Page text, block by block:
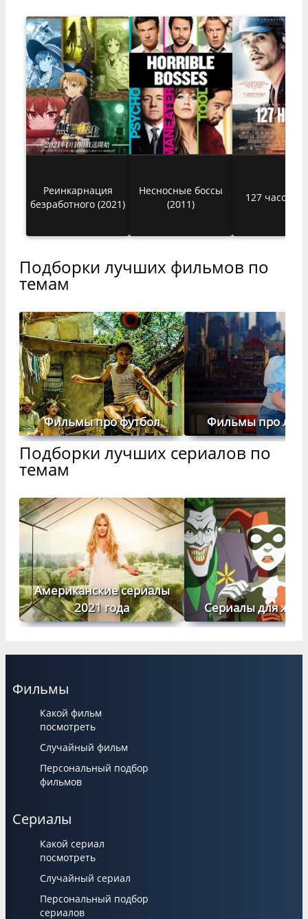
Реинкарнация
безработного (2021)
Несносные боссы
(2011)
127 часов
Подборки лучших фильмов по
темам
Фильмы про футбол Фильмы про
Подборки лучших сериалов по
темам
Американские сериалы
2021 года
Сериалы для
Фильмы
Какой фильм
посмотреть
Случайный фильм
Персональный подбор
фильмов
Сериалы
Какой сериал
посмотреть
Случайный сериал
Персональный подбор
сериалов